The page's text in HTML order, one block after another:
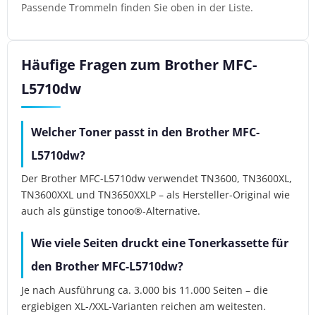
Passende Trommeln finden Sie oben in der Liste.
Häufige Fragen zum Brother MFC-
L5710dw
Welcher Toner passt in den Brother MFC-
L5710dw?
Der Brother MFC-L5710dw verwendet TN3600, TN3600XL,
TN3600XXL und TN3650XXLP – als Hersteller-Original wie
auch als günstige tonoo®-Alternative.
Wie viele Seiten druckt eine Tonerkassette für
den Brother MFC-L5710dw?
Je nach Ausführung ca. 3.000 bis 11.000 Seiten – die
ergiebigen XL-/XXL-Varianten reichen am weitesten.